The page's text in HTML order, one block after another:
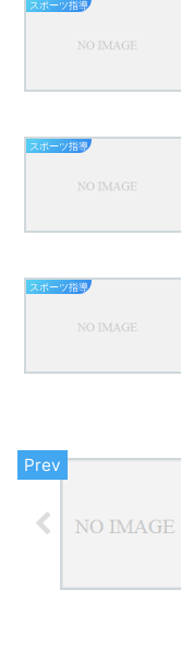
スポーツ指導
スポーツ指導
スポーツ指導